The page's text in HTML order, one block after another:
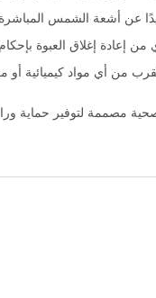
عن أشعة الشمس المباشرة
إعادة إغلاق العبوة
من أي مواد كيميائية أو
صحية مصممة لتوفير حماية